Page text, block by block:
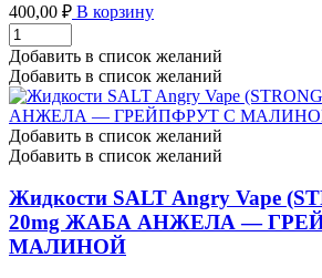
400,00 ₽ В корзину
Жидкости
SALT
Angry
Vape
(STRONG)
30ml
20mg
ГЕККОН
ПУПЫРКА
-
КИСЛЫЕ
КОНФЕТЫ
Добавить в список желаний
Добавить в список желаний
Добавить в список желаний
Добавить в список желаний
Жидкости SALT Angry Vape
20mg ЖАБА АНЖЕЛА —
МАЛИНОЙ